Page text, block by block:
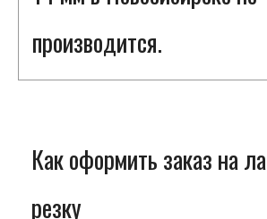
производится.
Как оформить заказ на
резку